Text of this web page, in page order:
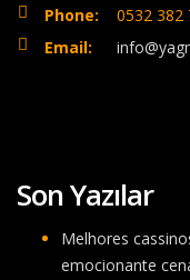
Phone:
0532 382
Email:
Son Yazılar
Melhores
emocionante